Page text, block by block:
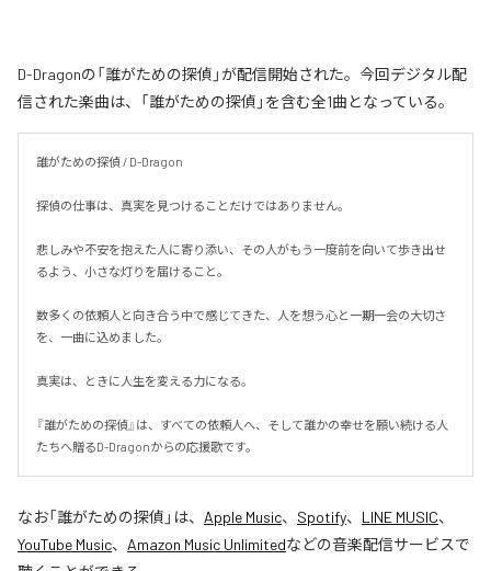
D-Dragonの「誰がための探偵」が配信開始された。今回デジタル配
信された楽曲は、「誰がための探偵」を含む全1曲となっている。
誰がための探偵 / D-Dragon
探偵の仕事は、真実を見つけることだけではありません。
悲しみや不安を抱えた人に寄り添い、その人がもう一度前を向いて歩き出せ
るよう、小さな灯りを届けること。
数多くの依頼人と向き合う中で感じてきた、人を想う心と一期一会の大切さ
を、一曲に込めました。
真実は、ときに人生を変える力になる。
『誰がための探偵』は、すべての依頼人へ、そして誰かの幸せを願い続ける人
たちへ贈るD-Dragonからの応援歌です。
なお「誰がための探偵 」は、 Apple Music、 Spotify、 LINE MUSIC、
YouTube Music、 Amazon Music Unlimitedなどの音楽配信サービスで